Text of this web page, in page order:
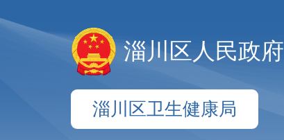
淄川区人民政府
淄川区卫生健康局